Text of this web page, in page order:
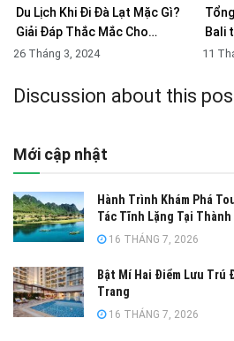
Du Lịch Khi Đi Đà Lạt Mặc Gì?
Giải Đáp Thắc Mắc Cho…
26 Tháng 3, 2024
Bali
11
Discussion about this
Mới cập nhật
Hành Trình Khám Phá
Tác Tĩnh Lặng Tại Thành
16 THÁNG 7, 2026
Bật Mí Hai Điểm Lưu Trú
Trang
16 THÁNG 7, 2026